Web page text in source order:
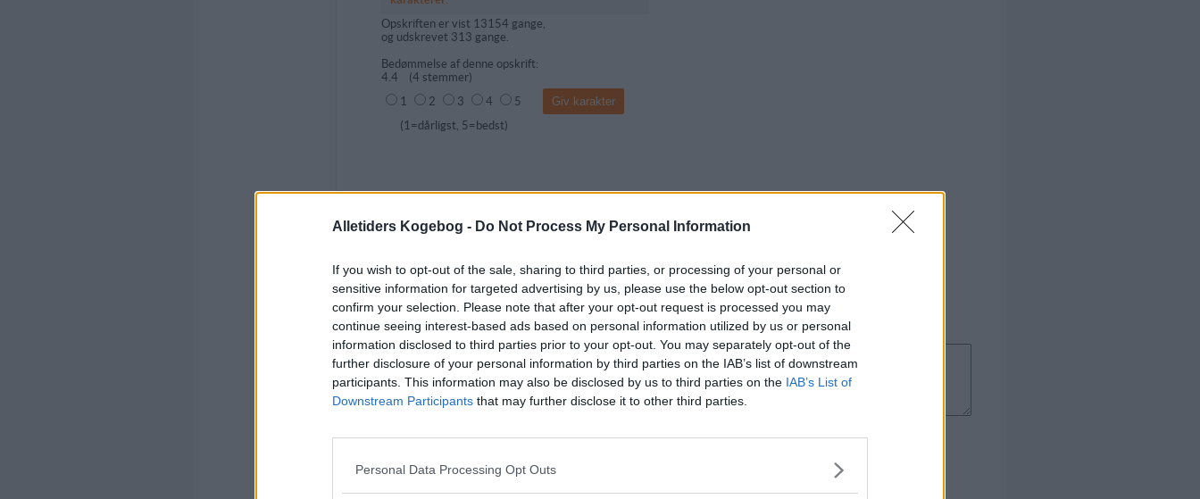
Alletiders Kogebog - Do Not Process My Personal Information
If you wish to opt-out of the sale, sharing to third parties, or processing of your personal or
sensitive information for targeted advertising by us, please use the below opt-out section to
confirm your selection. Please note that after your opt-out request is processed you may
continue seeing interest-based ads based on personal information utilized by us or personal
information disclosed to third parties prior to your opt-out. You may separately opt-out of the
further disclosure of your personal information by third parties on the IAB’s list of downstream
participants. This information may also be disclosed by us to third parties on the IAB’s List of
Downstream Participants that may further disclose it to other third parties.
Personal Data Processing Opt Outs
Opskriften er vist 13154 gange,
og udskrevet 313 gange.
Bedømmelse af denne opskrift:
4.4 (4 stemmer)
1
2 3 4
5
(1=dårligst, 5=bedst)
Kommentar fra:
Kommentar:
Kommentarer